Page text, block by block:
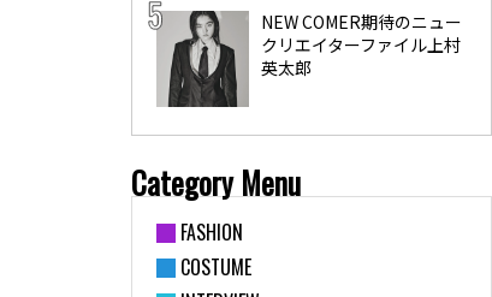
NEW COMER期待のニュー
クリエイターファイル上村
英太郎
Category Menu
FASHION
COSTUME